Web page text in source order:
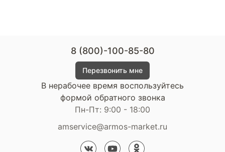
8 (800)-100-85-80
Перезвонить мне
В нерабочее время воспользуйтесь
формой обратного звонка
Пн-Пт: 9:00 - 18:00
amservice@armos-market.ru